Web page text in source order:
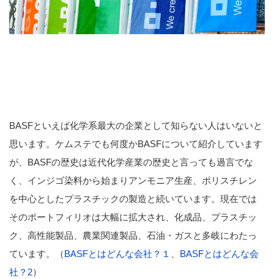
BASFといえば化学系最大の企業として知らない人はいないと
思います。ケムステでも何度かBASFについて紹介しています
が、BASFの歴史は近代化学産業の歴史と言っても過言でな
く、インジゴ染料から始まりアンモニア生産、ポリスチレン
を中心としたプラスチックの製造と続いています。現在では
そのポートフィリオは大幅に拡大され、化成品、プラスチッ
ク、高性能製品、農業関連製品、石油・ガスと多岐にわたっ
ています。（BASFとはどんな会社？１
BASFとはどんな会
社？2）